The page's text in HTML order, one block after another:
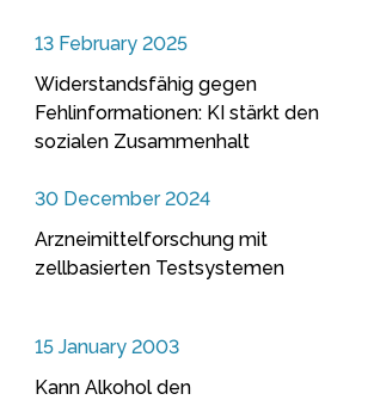
13 February 2025
Widerstandsfähig gegen
Fehlinformationen: KI stärkt den
sozialen Zusammenhalt
30 December 2024
Arzneimittelforschung mit
zellbasierten Testsystemen
15 January 2003
Kann Alkohol den